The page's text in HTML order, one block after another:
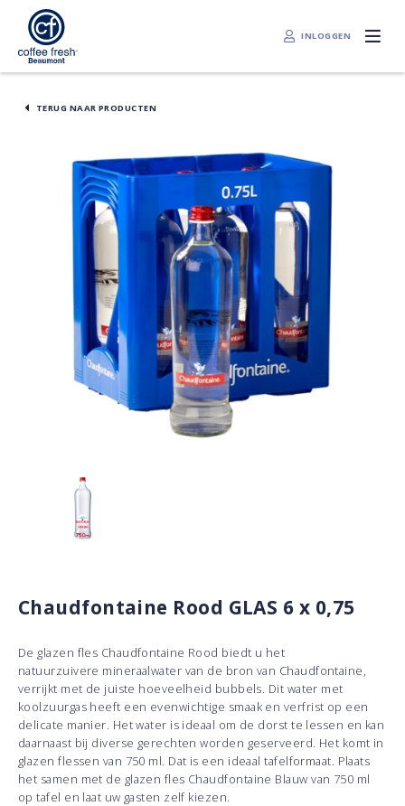
INLOGGEN
TERUG NAAR PRODUCTEN
Chaudfontaine Rood GLAS 6 x 0,75
De glazen fles Chaudfontaine Rood biedt u het
natuurzuivere mineraalwater van de bron van Chaudfontaine,
verrijkt met de juiste hoeveelheid bubbels. Dit water met
koolzuurgas heeft een evenwichtige smaak en verfrist op een
delicate manier. Het water is ideaal om de dorst te lessen en kan
daarnaast bij diverse gerechten worden geserveerd. Het komt in
glazen flessen van 750 ml. Dat is een ideaal tafelformaat. Plaats
het samen met de glazen fles Chaudfontaine Blauw van 750 ml
op tafel en laat uw gasten zelf kiezen.